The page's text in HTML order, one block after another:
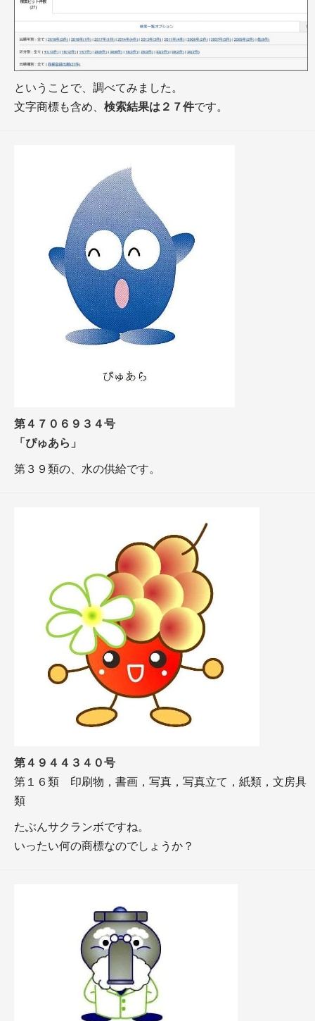
ということで、調べてみました。
文字商標も含め、 検索結果は２７件です。
第４７０６９３４号
「ぴゅあら」
第３９類の、水の供給です。
第４９４４３４０号
第１６類 印刷物，書画，写真，写真立て，紙類，文房具
類
たぶんサクランボですね。
いったい何の商標なのでしょうか？